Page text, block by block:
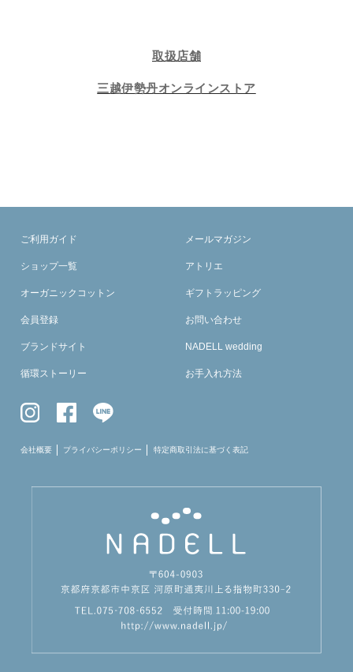
取扱店舗
三越伊勢丹オンラインストア
ご利用ガイド
ショップ一覧
オーガニックコットン
会員登録
ブランドサイト
循環ストーリー
メールマガジン
アトリエ
ギフトラッピング
お問い合わせ
NADELL wedding
お手入れ方法
会社概要 プライバシーポリシー 特定商取引法に基づく表記